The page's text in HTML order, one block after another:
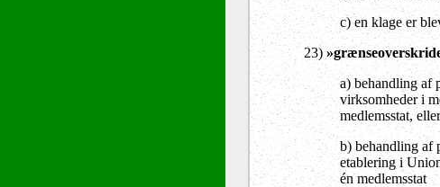
c) en klage er
23)
a) behandling af
virksomheder i
medlemsstat, eller
b) behandling af
etablering i
én medlemsstat